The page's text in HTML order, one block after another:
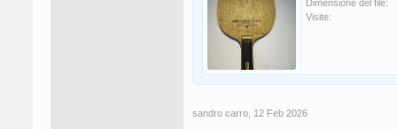
Dimensione del file:
Visite:
sandro carro 12 Feb 2026